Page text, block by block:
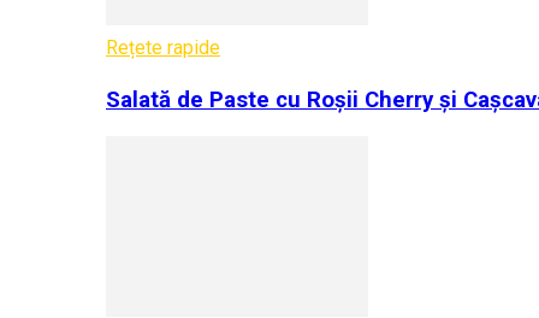
Rețete rapide
Salată de Paste cu Roșii Cherry și